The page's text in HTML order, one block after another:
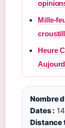
Mille-
Heure
Nombre
Dates :
Distance